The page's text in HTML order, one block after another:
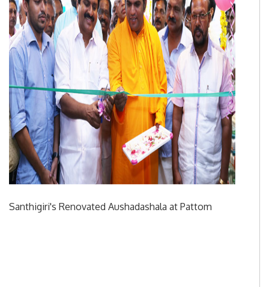
Santhigiri's Renovated Aushadashala at Pattom